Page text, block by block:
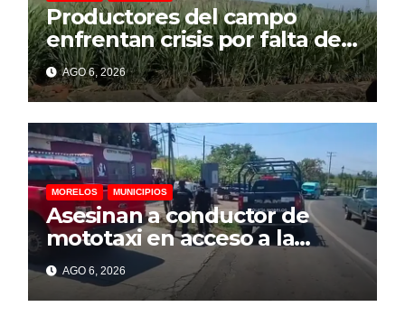
Productores del campo
enfrentan crisis por falta de
financiamiento, advierte
representante cañero
AGO 6, 2026
MORELOS MUNICIPIOS
Asesinan a conductor de
mototaxi en acceso a la
colonia Cazahuates, en
Tlayacapan
AGO 6, 2026